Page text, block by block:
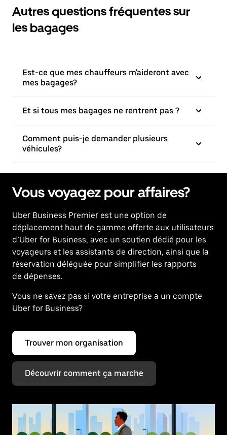
Autres questions fréquentes sur
les bagages
Est-ce que mes chauffeurs m'aideront avec
mes bagages?
Et si tous mes bagages ne rentrent pas ?
Comment puis-je demander plusieurs
véhicules?
Vous voyagez pour affaires?
Uber Business Premier est une option de
déplacement haut de gamme offerte aux utilisateurs
d’Uber for Business, avec un soutien dédié pour les
voyageurs et les assistants de direction, ainsi que la
réservation déléguée pour simplifier les rapports
de dépenses.
Vous ne savez pas si votre entreprise a un compte
Uber for Business?
Trouver mon organisation
Découvrir comment ça marche